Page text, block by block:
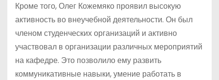
Кроме того, Олег Кожемяко проявил высокую
активность во внеучебной деятельности. Он был
членом студенческих организаций и активно
участвовал в организации различных мероприятий
на кафедре. Это позволило ему развить
коммуникативные навыки, умение работать в